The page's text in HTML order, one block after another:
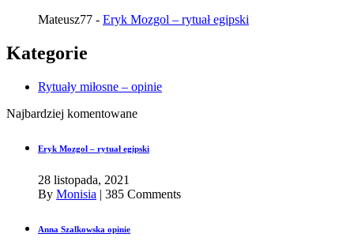
Mateusz77 - Eryk Mozgol – rytuał egipski
Kategorie
Rytuały miłosne – opinie
Najbardziej komentowane
Eryk Mozgol – rytuał egipski
28 listopada, 2021
By Monisia | 385 Comments
Anna Szalkowska opinie